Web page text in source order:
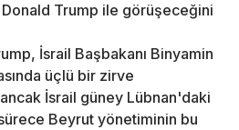
Trump ile görüşeceğini
İsrail Başbakanı Binyamin
üçlü bir zirve
İsrail güney Lübnan'daki
Beyrut yönetiminin bu